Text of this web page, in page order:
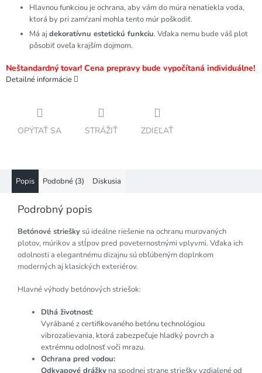
Hlavnou funkciou je ochrana, aby vám do múra nenatiekla voda,
ktorá by pri zamŕzaní mohla tento múr poškodiť.
Má ajdekoratívnu estetickú funkciu. Vďaka nemu bude váš plot
pôsobiť oveľa krajším dojmom.
Neštandardný tovar! Cena prepravy bude vypočítaná individuálne!
Detailné informácie
OPÝTAŤ SA STRÁŽIŤ ZDIEĽAŤ
Popis Podobné (3) Diskusia
Podrobný popis
Betónové strieškysú ideálne riešenie na ochranu murovaných
plotov, múrikov a stĺpov pred poveternostnými vplyvmi. Vďaka ich
odolnosti a elegantnému dizajnu sú obľúbeným doplnkom
moderných aj klasických exteriérov.
Hlavné výhody betónových striešok:
Dlhá životnosť:
Vyrábané z certifikovaného betónu technológiou
vibrozalievania, ktorá zabezpečuje hladký povrch a
extrémnu odolnosť voči mrazu.
Ochrana pred vodou:
Odkvapové drážky na spodnej strane striešky vzdialené od